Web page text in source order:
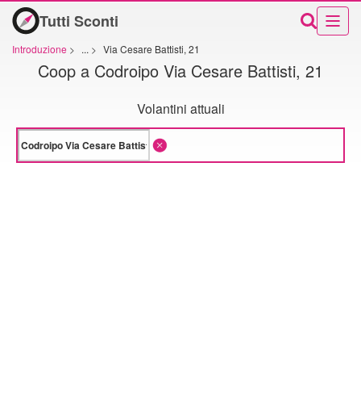
Tutti Sconti
Introduzione > ... > Via Cesare Battisti, 21
Coop a Codroipo Via Cesare Battisti, 21
Volantini attuali